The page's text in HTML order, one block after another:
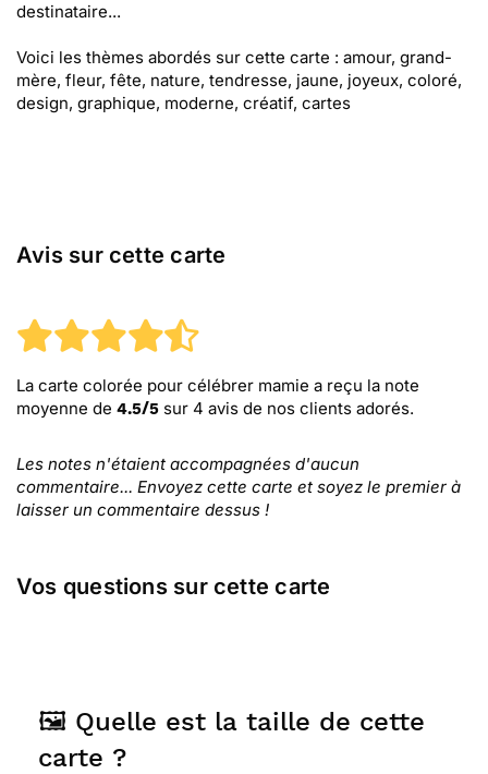
destinataire...
Voici les thèmes abordés sur cette carte : amour, grand-
mère, fleur, fête, nature, tendresse, jaune, joyeux, coloré,
design, graphique, moderne, créatif, cartes
Avis sur cette carte
La carte colorée pour célébrer mamie a reçu la note
moyenne de 4.5/5 sur 4 avis de nos clients adorés.
Les notes n'étaient accompagnées d'aucun
commentaire... Envoyez cette carte et soyez le premier à
laisser un commentaire dessus !
Vos questions sur cette carte
🖼️ Quelle est la taille de cette
carte ?